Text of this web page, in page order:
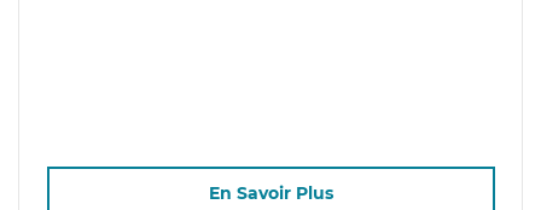
En Savoir Plus